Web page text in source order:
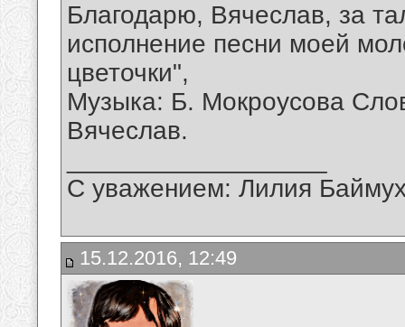
Благодарю, Вячеслав, за
исполнение песни моей
цветочки",
Музыка: Б. Мокроусова
Вячеслав.
С уважением: Лилия
15.12.2016, 12:49